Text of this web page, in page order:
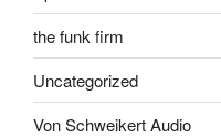
the funk firm
Uncategorized
Von Schweikert Audio